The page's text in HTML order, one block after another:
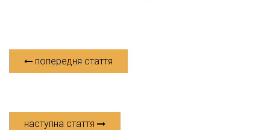
попередня стаття
наступна стаття